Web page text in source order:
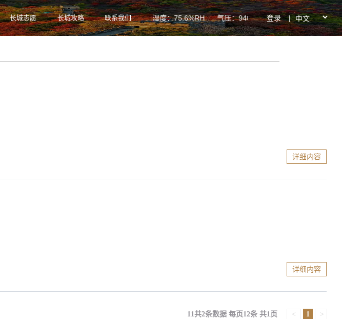
长城志愿 长城攻略 联系我们
温度：25.3℃ 湿度：75.6%RH 气压：940.0hPa PM2.5：31ug/
登录 |
详细内容
详细内容
11共2条数据 每页12条 共1页 < 1 >